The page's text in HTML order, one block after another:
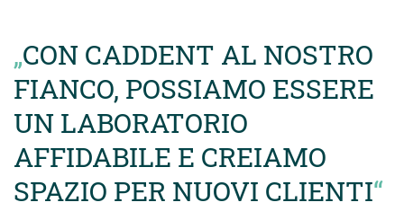
CON CADDENT AL NOSTRO
FIANCO, POSSIAMO ESSERE
UN LABORATORIO
AFFIDABILE E CREIAMO
SPAZIO PER NUOVI CLIENTI